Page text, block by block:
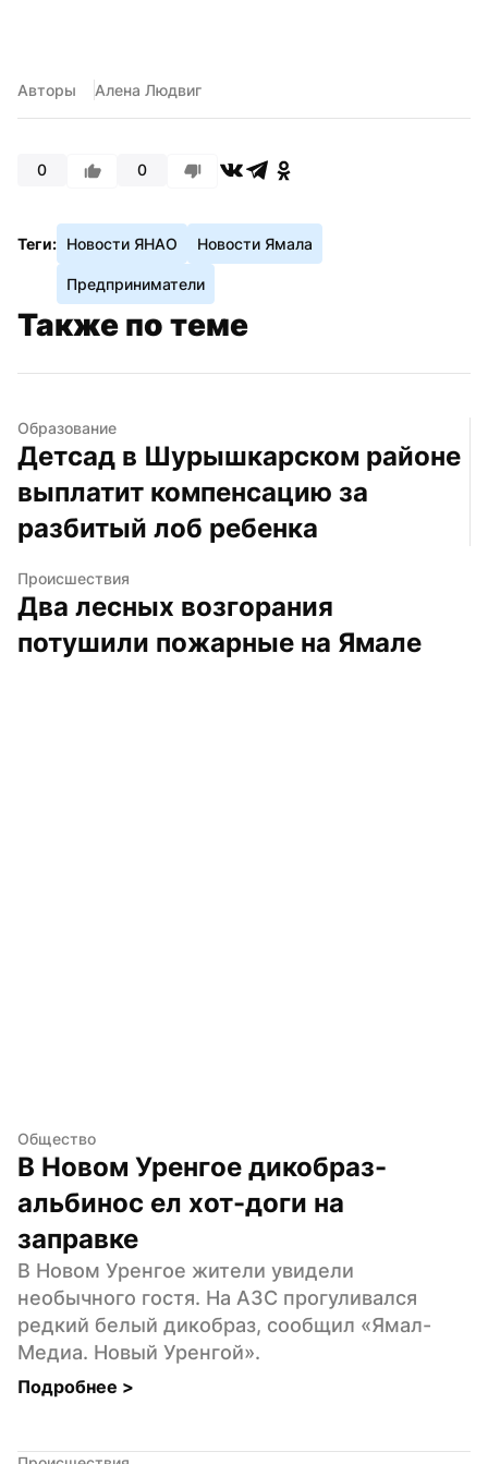
Авторы Алена Людвиг
0 0
Теги: Новости ЯНАО Новости Ямала
Предприниматели
Также по теме
Образование
Детсад в Шурышкарском районе
выплатит компенсацию за
разбитый лоб ребенка
Происшествия
Два лесных возгорания
потушили пожарные на Ямале
Общество
В Новом Уренгое дикобраз-
альбинос ел хот-доги на
заправке
В Новом Уренгое жители увидели
необычного гостя. На АЗС прогуливался
редкий белый дикобраз, сообщил «Ямал-
Медиа. Новый Уренгой».
Подробнее >